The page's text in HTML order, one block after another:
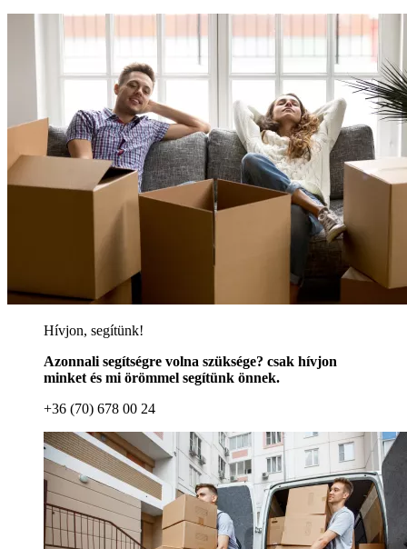
Hívjon, segítünk!
Azonnali segítségre volna szüksége? csak hívjon
minket és mi örömmel segítünk önnek.
+36 (70) 678 00 24